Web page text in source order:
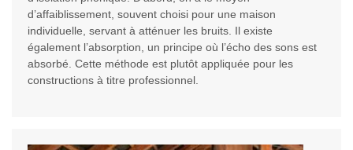
d’affaiblissement, souvent choisi pour une maison
individuelle, servant à atténuer les bruits. Il existe
également l’absorption, un principe où l’écho des sons est
absorbé. Cette méthode est plutôt appliquée pour les
constructions à titre professionnel.